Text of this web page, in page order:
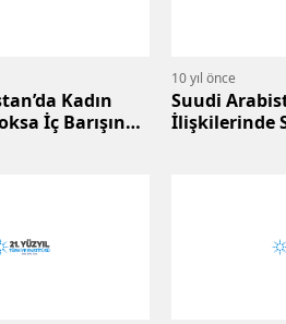
Kadın
İç Barışın
10 yıl önce
Suudi
İlişkilerinde